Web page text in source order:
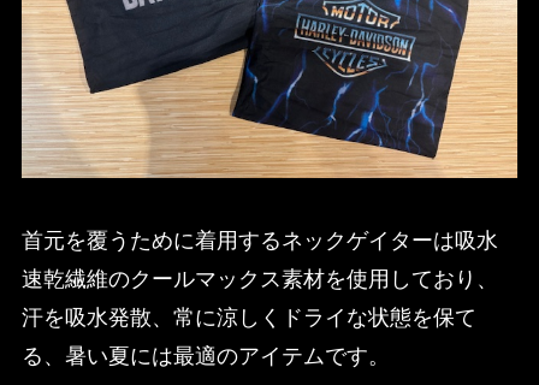
首元を覆うために着用するネックゲイターは吸水
速乾繊維のクールマックス素材を使用しており、
汗を吸水発散、常に涼しくドライな状態を保て
る、暑い夏には最適のアイテムです。